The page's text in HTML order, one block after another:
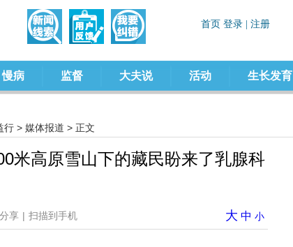
慢病 监督 大夫说 活动 生长发育
行 > 媒体报道 > 正文
米高原雪山下的藏民盼来了乳腺科
分享 | 扫描到手机 大 中 小